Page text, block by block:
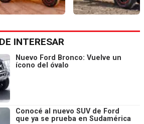
INTERESAR
Nuevo Ford Bronco: Vuelve un
ícono del óvalo
Conocé al nuevo SUV de Ford
que ya se prueba en Sudamérica